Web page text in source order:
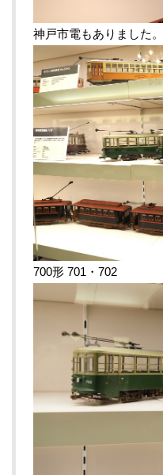
神戸市電もありました。
700形 701・702